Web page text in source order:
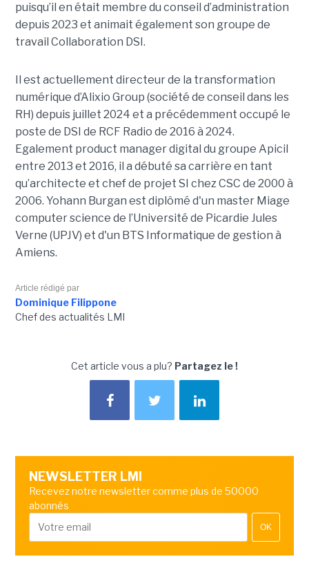
puisqu’il en était membre du conseil d’administration
depuis 2023 et animait également son groupe de
travail Collaboration DSI.
Il est actuellement directeur de la transformation
numérique d’Alixio Group (société de conseil dans les
RH) depuis juillet 2024 et a précédemment occupé le
poste de DSI de RCF Radio de 2016 à 2024.
Egalement product manager digital du groupe Apicil
entre 2013 et 2016, il a débuté sa carrière en tant
qu’architecte et chef de projet SI chez CSC de 2000 à
2006. Yohann Burgan est diplômé d'un master Miage
computer science de l’Université de Picardie Jules
Verne (UPJV) et d'un BTS Informatique de gestion à
Amiens.
Article rédigé par
Dominique Filippone
Chef des actualités LMI
Cet article vous a plu? Partagez le !
NEWSLETTER LMI
Recevez notre newsletter comme plus de 50000
abonnés
OK